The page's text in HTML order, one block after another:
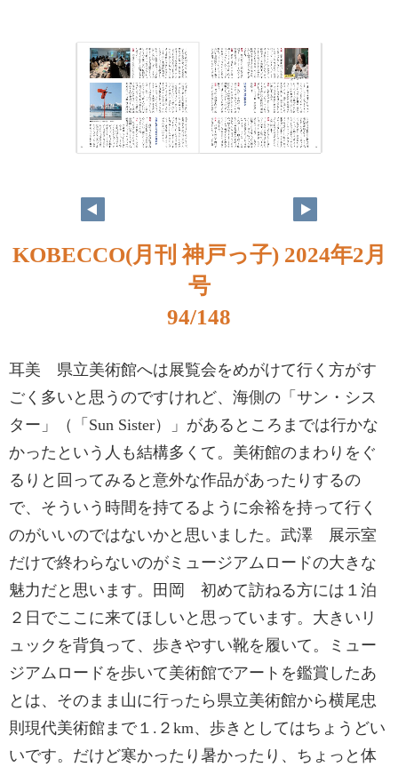
KOBECCO(月刊 神戸っ子) 2024年2月
号
94/148
耳美 県立美術館へは展覧会をめがけて行く方がす
ごく多いと思うのですけれど、海側の「サン・シス
ター」（「Sun Sister）」があるところまでは行かな
かったという人も結構多くて。美術館のまわりをぐ
るりと回ってみると意外な作品があったりするの
で、そういう時間を持てるように余裕を持って行く
のがいいのではないかと思いました。武澤 展示室
だけで終わらないのがミュージアムロードの大きな
魅力だと思います。田岡 初めて訪ねる方には１泊
２日でここに来てほしいと思っています。大きいリ
ュックを背負って、歩きやすい靴を履いて。ミュー
ジアムロードを歩いて美術館でアートを鑑賞したあ
とは、そのまま山に行ったら県立美術館から横尾忠
則現代美術館まで１.２km、歩きとしてはちょうどい
いです。だけど寒かったり暑かったり、ちょっと体